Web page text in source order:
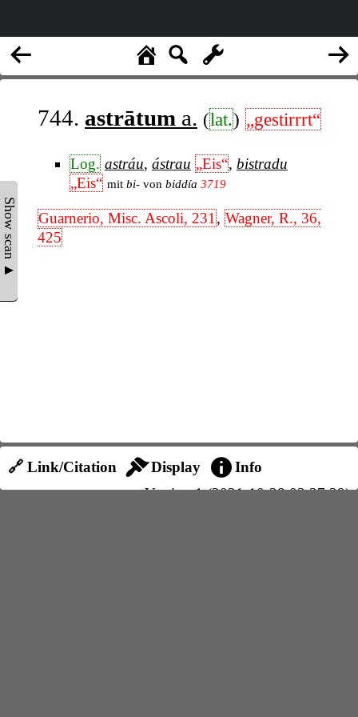
Show scan ▲
744. astrātum a. (lat.) „gestirrrt“
Log. astráu, ástrau „Eis“, bistradu
„Eis“ mit bi- von biddía 3719
Guarnerio, Misc. Ascoli, 231, Wagner, R., 36,
425
🔗 Link/Citation Display
Info
Version 1 (2021-10-28 03:37:39)